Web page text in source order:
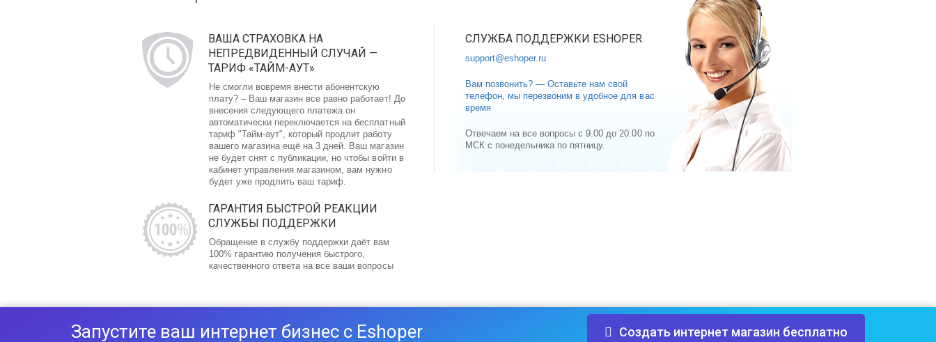
ВАША СТРАХОВКА НА
НЕПРЕДВИДЕННЫЙ СЛУЧАЙ —
ТАРИФ «ТАЙМ-АУТ»
Не смогли вовремя внести абонентскую
плату? – Ваш магазин все равно работает! До
внесения следующего платежа он
автоматически переключается на бесплатный
тариф "Тайм-аут", который продлит работу
вашего магазина ещё на 3 дней. Ваш магазин
не будет снят с публикации, но чтобы войти в
кабинет управления магазином, вам нужно
будет уже продлить ваш тариф.
ГАРАНТИЯ БЫСТРОЙ РЕАКЦИИ
СЛУЖБЫ ПОДДЕРЖКИ
Обращение в службу поддержки даёт вам
100% гарантию получения быстрого,
качественного ответа на все ваши вопросы
СЛУЖБА ПОДДЕРЖКИ ESHOPER
support@eshoper.ru
Вам позвонить? — Оставьте нам свой
телефон, мы перезвоним в удобное для вас
время
Отвечаем на все вопросы с 9.00 до 20.00 по
МСК с понедельника по пятницу.
Запустите ваш интернет бизнес с Eshoper Создать интернет магазин бесплатно